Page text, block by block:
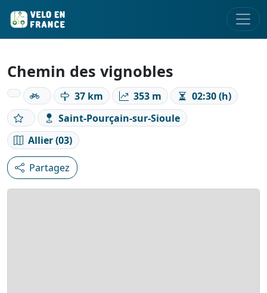
Chemin des vignobles
37 km 353 m
02:30 (h)
Saint-Pourçain-sur-Sioule
Allier (03)
Partagez